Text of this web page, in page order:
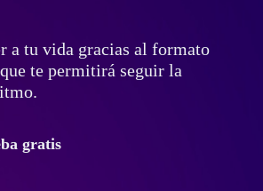
a tu vida gracias al formato
te permitirá seguir la
gratis